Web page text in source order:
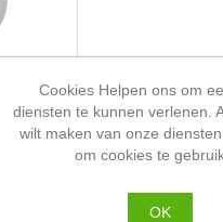
-
-...
Cookies Helpen ons om
diensten te kunnen verlenen.
wilt maken van onze
om cookies te
OK